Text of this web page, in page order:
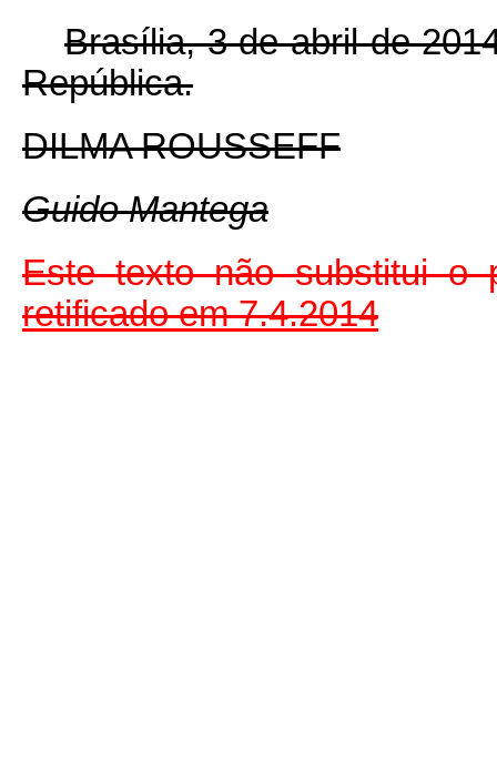
Brasília, 3 de abril de
República.
DILMA ROUSSEFF
Guido Mantega
Estetexto não substitui o
retificado em 7.4.2014